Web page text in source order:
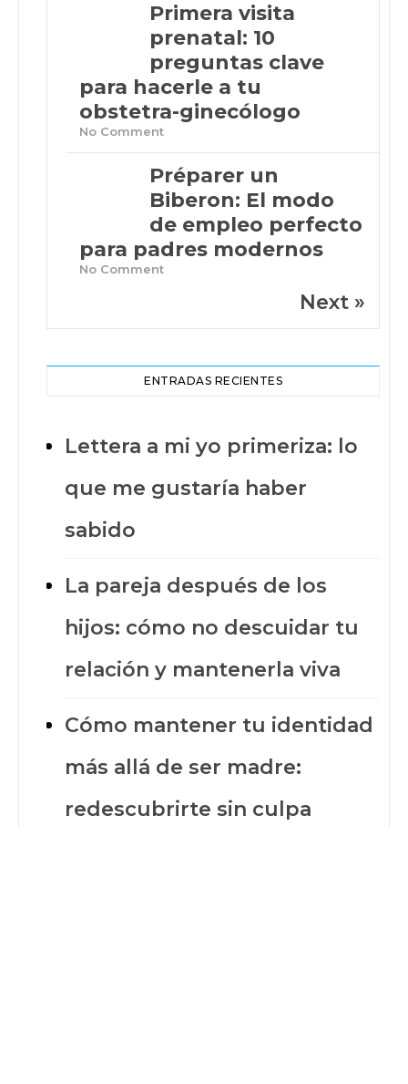
Primera visita
prenatal: 10
preguntas clave
para hacerle a tu
obstetra-ginecólogo
No Comment
Préparer un
Biberon: El modo
de empleo perfecto
para padres modernos
No Comment
Next »
ENTRADAS RECIENTES
Lettera a mi yo primeriza: lo
que me gustaría haber
sabido
La pareja después de los
hijos: cómo no descuidar tu
relación y mantenerla viva
Cómo mantener tu identidad
más allá de ser madre:
redescubrirte sin culpa
WP
Royal
ARRIBA